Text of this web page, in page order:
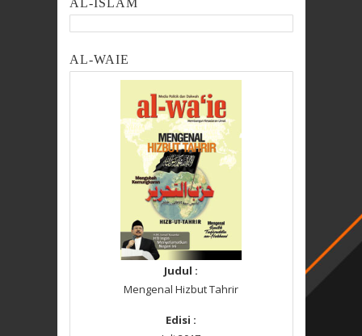
AL-ISLAM
AL-WAIE
Judul :
Mengenal Hizbut Tahrir
Edisi :